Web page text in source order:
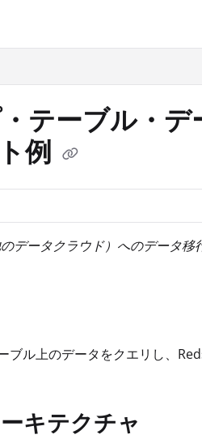
テーブル・
例
データクラウド）へのデータ
ブル上のデータをクエリし、
キテクチャ